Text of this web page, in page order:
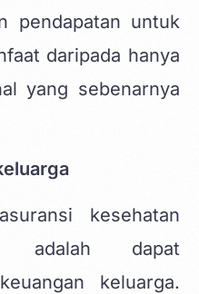
pendapatan untuk
daripada hanya
yang sebenarnya
kesehatan
adalah dapat
keluarga.